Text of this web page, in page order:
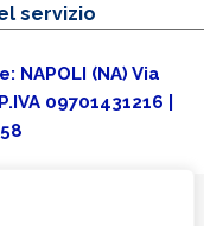
servizio
NAPOLI (NA) Via
09701431216 |